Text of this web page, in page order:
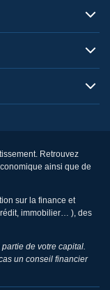
Retrouvez
ainsi que de
sur la finance et
immobilier… ), des
de votre capital.
un conseil financier